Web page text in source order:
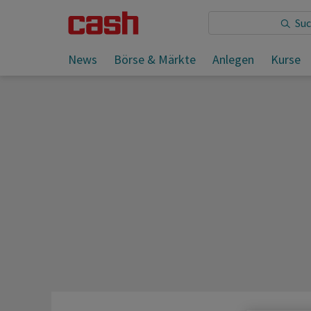
News Börse & Märkte Anlegen Kurse
Sie lesen: